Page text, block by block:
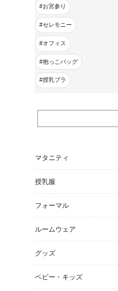
お宮参り
セレモニー
オフィス
抱っこバッグ
授乳ブラ
マタニティ
ワンピース
トップス
ボトムス
アウター
パジャマ
授乳服
ワンピース
トップス
授乳ケープ一体型
パジャマ
フォーマル
ワンピース・ドレス
パンツドレス
お宮参り
ルームウェア
パジャマ
バスローブ
グッズ
抱っこ紐・ヒップシート
ベビー・キッズ